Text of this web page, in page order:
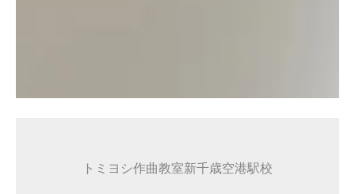
トミヨシ作曲教室新千歳空港駅校